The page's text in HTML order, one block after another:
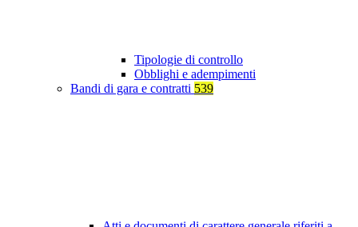
Tipologie di controllo
Obblighi e adempimenti
Bandi di gara e contratti 539